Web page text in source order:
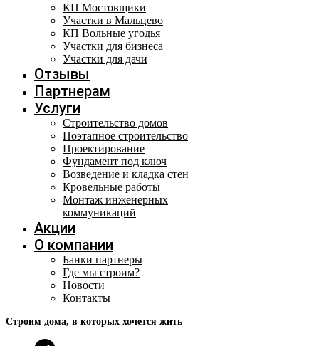
КП Мостовщики
Участки в Мальцево
КП Вольные угодья
Участки для бизнеса
Участки для дачи
Отзывы
Партнерам
Услуги
Строительство домов
Поэтапное строительство
Проектирование
Фундамент под ключ
Возведение и кладка стен
Кровельные работы
Монтаж инженерных
коммуникаций
Акции
О компании
Банки партнеры
Где мы строим?
Новости
Контакты
Строим дома, в которых хочется жить